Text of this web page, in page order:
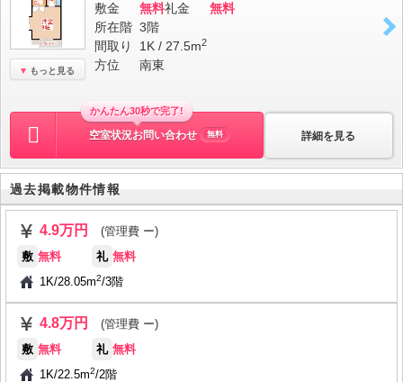
もっと見る
敷金 無料礼金
無料
所在階 3階
間取り
1K / 27.5m2
方位 南東
詳細を見る
かんたん30秒で完了!
空室状況お問い合わせ 無料
過去掲載物件情報
4.9万円
(管理費 ー)
敷 無料 礼 無料
1K/28.05m2/3階
4.8万円
(管理費 ー)
敷 無料 礼 無料
1K/22.5m2/2階